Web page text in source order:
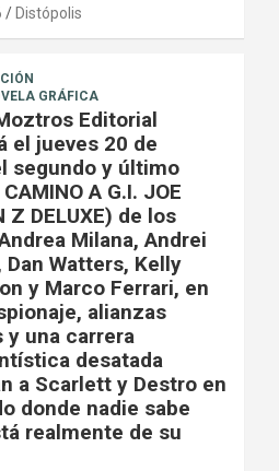
Distópolis
GRÁFICA
Editorial
el jueves 20 de
segundo y último
A G.I. JOE
Z DELUXE) de los
Milana, Andrei
Dan Watters, Kelly
y Marco Ferrari, en
alianzas
y una carrera
desatada
a Scarlett y Destro en
donde nadie sabe
realmente de su